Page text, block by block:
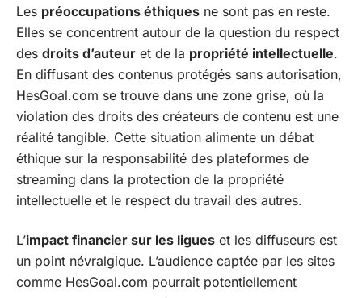
Les préoccupations éthiques ne sont pas en reste.
Elles se concentrent autour de la question du respect
des droits d’auteur et de la propriété intellectuelle.
En diffusant des contenus protégés sans autorisation,
HesGoal.com se trouve dans une zone grise, où la
violation des droits des créateurs de contenu est une
réalité tangible. Cette situation alimente un débat
éthique sur la responsabilité des plateformes de
streaming dans la protection de la propriété
intellectuelle et le respect du travail des autres.
L’impact financier sur les ligues et les diffuseurs est
un point névralgique. L’audience captée par les sites
comme HesGoal.com pourrait potentiellement